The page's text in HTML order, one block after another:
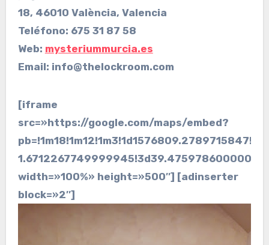
18, 46010 València, Valencia
Teléfono: 675 31 87 58
Web: mysteriummurcia.es
Email: info@thelockroom.com
[iframe
src=»https://google.com/maps/embed?
width=»100%» height=»500″] [adinserter
block=»2″]